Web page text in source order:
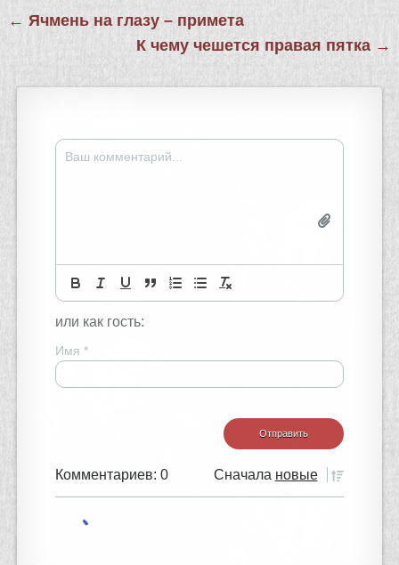
Навигация
записям
← Ячмень на глазу – примета
К чему чешется правая пятка →
или как гость:
Имя *
Комментариев: 0 Сначала новые